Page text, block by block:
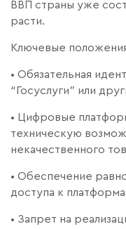
ВВП страны уже
расти.
Ключевые
• Обязательная
“Госуслуги” или
• Цифровые
техническую
некачественного
• Обеспечение
доступа к
• Запрет на